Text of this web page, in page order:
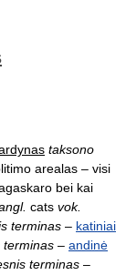
taksono
arealas – visi
bei kai
cats vok.
terminas – katiniai
terminas – andinė
terminas –